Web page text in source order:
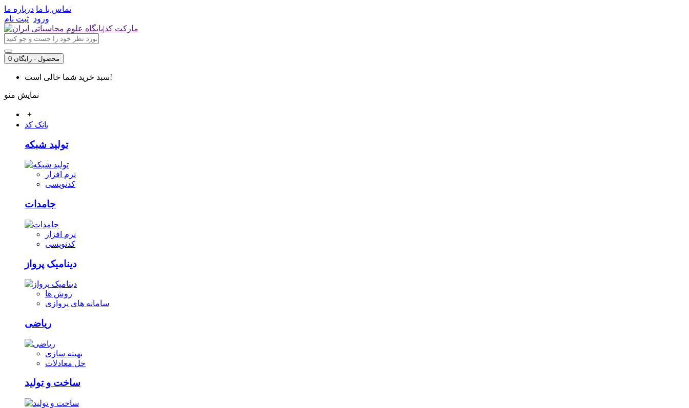
تماس با ما درباره ما
ورود ثبت نام
0 محصول - رایگان
سبد خرید شما خالی است!
نمایش منو
+
بانک کد
تولید شبکه
نرم افزار
کدنویسی
جامدات
نرم افزار
کدنویسی
دینامیک پرواز
روش ها
سامانه های پروازی
ریاضی
بهینه سازی
حل معادلات
ساخت و تولید